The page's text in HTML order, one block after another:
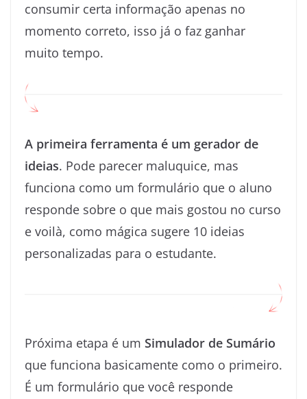
consumir certa informação apenas no
momento correto, isso já o faz ganhar
muito tempo.
A primeira ferramenta é um gerador de
ideias. Pode parecer maluquice, mas
funciona como um formulário que o aluno
responde sobre o que mais gostou no curso
e voilà, como mágica sugere 10 ideias
personalizadas para o estudante.
Próxima etapa é um Simulador de Sumário
que funciona basicamente como o primeiro.
É um formulário que você responde